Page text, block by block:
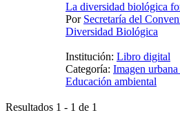
La diversidad biológica
Por Secretaría del
Diversidad Biológica
Institución: Libro digital
Categoría: Imagen urbana
Educación ambiental
Resultados 1 - 1 de 1